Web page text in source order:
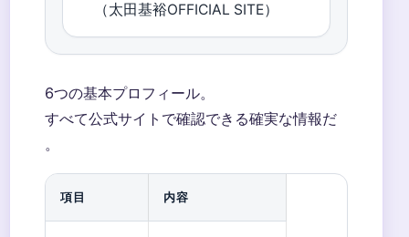
（太田基裕OFFICIAL SITE）
6つの基本プロフィール。
すべて公式サイトで確認できる確実な情報だ
。
項目 内容